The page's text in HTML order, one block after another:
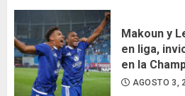
Makoun y
en liga,
en la
AGOSTO 3,